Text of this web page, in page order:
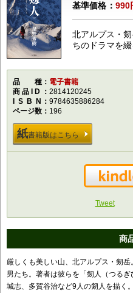
基準価格
990
北アルプス・
ちのドラマを綴
品種電子書籍
商品ID
2814120245
ISBN
9784635886284
ページ数
196
紙書籍版はこちら
Tweet
商
厳しくも美しい山、北アルプス・剱
男たち。著者は彼らを「剱人（つる
城志、多賀谷治など9人の剱人を描く